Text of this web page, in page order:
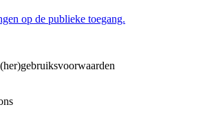
op de publieke toegang.